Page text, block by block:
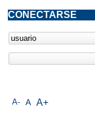
A- A A+
CONECTARSE